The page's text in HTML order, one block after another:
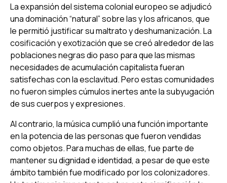
La expansión del sistema colonial europeo se adjudicó
una dominación “natural” sobre las y los africanos, que
le permitió justificar su maltrato y deshumanización. La
cosificación y exotización que se creó alrededor de las
poblaciones negras dio paso para que las mismas
necesidades de acumulación capitalista fueran
satisfechas con la esclavitud. Pero estas comunidades
no fueron simples cúmulos inertes ante la subyugación
de sus cuerpos y expresiones.
Al contrario, la música cumplió una función importante
en la potencia de las personas que fueron vendidas
como objetos. Para muchas de ellas, fue parte de
mantener su dignidad e identidad, a pesar de que este
ámbito también fue modificado por los colonizadores.